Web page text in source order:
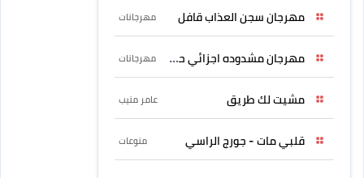
مهرجان سجن العذاب قافل مهرجانات
مهرجان مشدوده اجزائي حربونى مهرجانات
مشيت لك طريق عامر منيب
قلبي مات - جورج الراسي منوعات